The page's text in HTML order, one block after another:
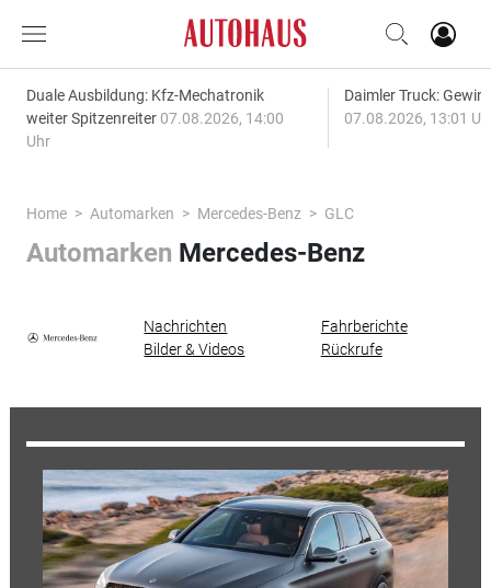
Duale Ausbildung: Kfz-Mechatronik
weiter Spitzenreiter 07.08.2026, 14:00
Uhr
Daimler Truck:
07.08.2026, 13:01
Home Automarken Mercedes-Benz GLC
Automarken Mercedes-Benz
Nachrichten
Fahrberichte
Bilder & Videos
Rückrufe